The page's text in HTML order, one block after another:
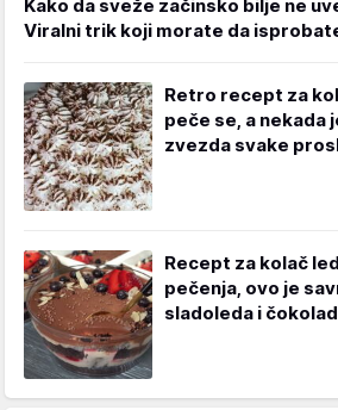
Kako da sveže začinsko bilje ne
Viralni trik koji morate da
Retro recept za
peče se, a nekada
zvezda svake
Recept za kolač
pečenja, ovo je
sladoleda i